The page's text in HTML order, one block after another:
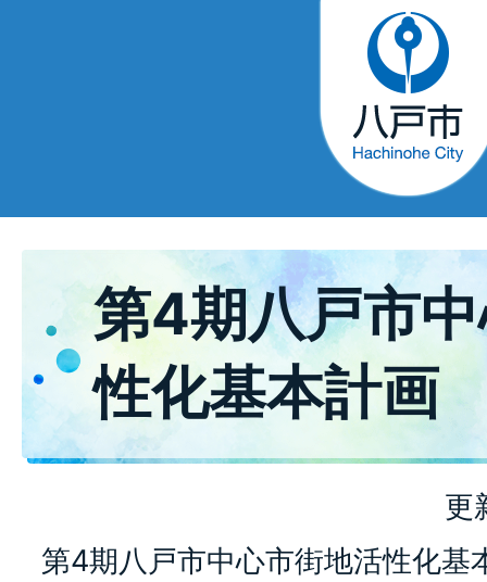
第4期八戸市
性化基本計画
更
第4期八戸市中心市街地活性化基